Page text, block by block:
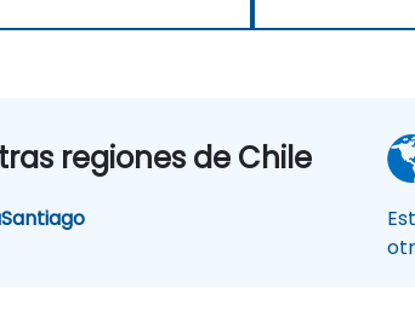
regiones de Chile
Santiago